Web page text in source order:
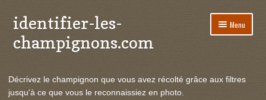
Aller
à
la
Aller
au
contenu
identifier-les-
champignons.com
Menu
le
Actualités
Décrivez le champignon que vous avez récolté grâce aux filtres
jusqu'à ce que vous le reconnaissiez en photo.